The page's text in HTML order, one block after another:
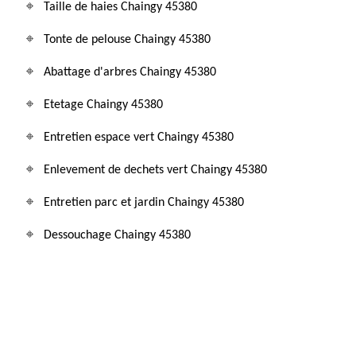
Taille de haies Chaingy 45380
Tonte de pelouse Chaingy 45380
Abattage d'arbres Chaingy 45380
Etetage Chaingy 45380
Entretien espace vert Chaingy 45380
Enlevement de dechets vert Chaingy 45380
Entretien parc et jardin Chaingy 45380
Dessouchage Chaingy 45380